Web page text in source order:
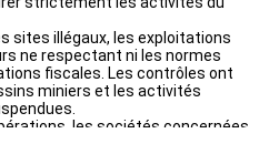
sites illégaux, les exploitations
ne respectant ni les normes
fiscales. Les contrôles ont
miniers et les activités
les sociétés concernées